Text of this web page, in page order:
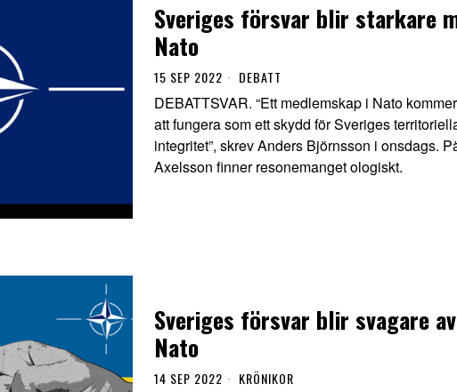
Sveriges försvar blir starkare
Nato
15 SEP 2022 DEBATT
DEBATTSVAR. “Ett medlemskap i Nato
att fungera som ett skydd för Sveriges
integritet”, skrev Anders Björnsson i onsdags.
Axelsson finner resonemanget ologiskt.
Sveriges försvar blir svagare av
Nato
14 SEP 2022 KRÖNIKOR